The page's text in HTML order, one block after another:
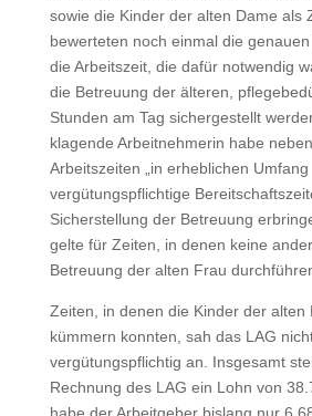
sowie die Kinder der alten Dame als
bewerteten noch einmal die
die Arbeitszeit, die dafür notwendig
die Betreuung der älteren,
Stunden am Tag sichergestellt
klagende Arbeitnehmerin habe
Arbeitszeiten „in erheblichen Umfang
vergütungspflichtige
Sicherstellung der Betreuung
gelte für Zeiten, in denen keine
Betreuung der alten Frau
Zeiten, in denen die Kinder der alten
kümmern konnten, sah das LAG
vergütungspflichtig an. Insgesamt
Rechnung des LAG ein Lohn von